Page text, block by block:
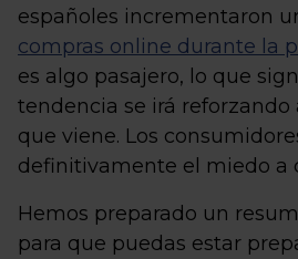
españoles incrementaron
compras online durante la
es algo pasajero, lo que
tendencia se irá reforzando
que viene. Los
definitivamente el miedo a
Hemos preparado un
para que puedas estar